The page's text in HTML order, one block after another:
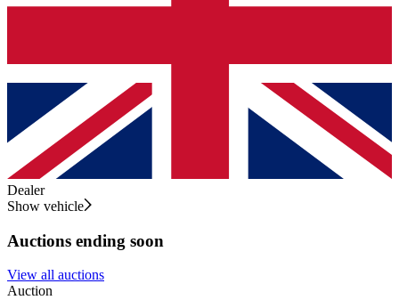
Dealer
Show vehicle
Auctions ending soon
View all auctions
Auction